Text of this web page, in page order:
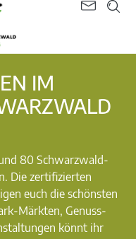
IM
80 Schwarzwald-
Die zertifizierten
euch die schönsten
Märkten, Genuss-
könnt ihr